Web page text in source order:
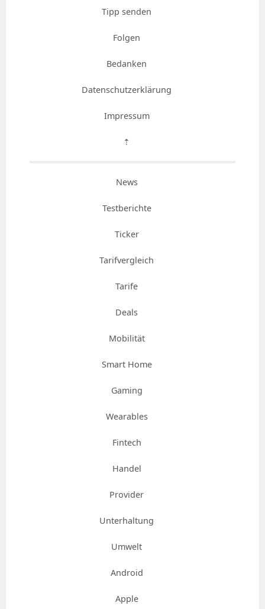
Tipp senden
Folgen
Bedanken
Datenschutzerklärung
Impressum
⇡
News
Testberichte
Ticker
Tarifvergleich
Tarife
Deals
Mobilität
Smart Home
Gaming
Wearables
Fintech
Handel
Provider
Unterhaltung
Umwelt
Android
Apple